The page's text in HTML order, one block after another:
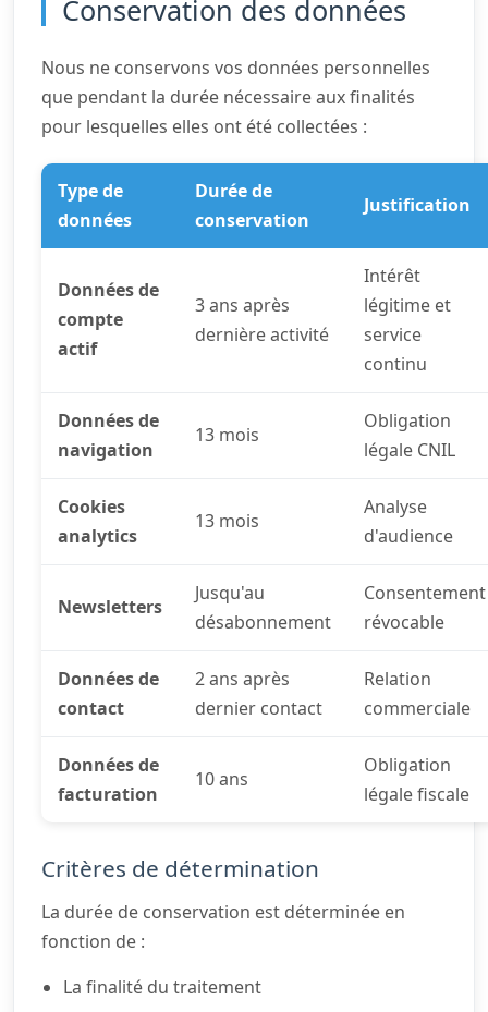
Conservation des données
Nous ne conservons vos données personnelles
que pendant la durée nécessaire aux finalités
pour lesquelles elles ont été collectées :
Type de
données
Durée de
conservation
Justification
Données de
compte
actif
3 ans après
dernière activité
Intérêt
légitime et
service
continu
Données de
navigation
13 mois
Obligation
légale CNIL
Cookies
analytics
13 mois
Analyse
d'audience
Newsletters
Jusqu'au
désabonnement
Consentement
révocable
Données de
contact
2 ans après
dernier contact
Relation
commerciale
Données de
facturation
10 ans
Obligation
légale fiscale
Critères de détermination
La durée de conservation est déterminée en
fonction de :
La finalité du traitement